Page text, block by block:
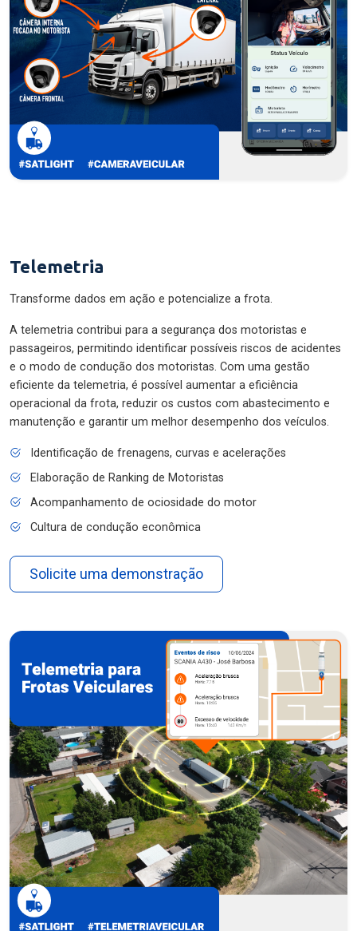
Telemetria
Transforme dados em ação e potencialize a frota.
A telemetria contribui para a segurança dos motoristas e
passageiros, permitindo identificar possíveis riscos de acidentes
e o modo de condução dos motoristas. Com uma gestão
eficiente da telemetria, é possível aumentar a eficiência
operacional da frota, reduzir os custos com abastecimento e
manutenção e garantir um melhor desempenho dos veículos.
Identificação de frenagens, curvas e acelerações
Elaboração de Ranking de Motoristas
Acompanhamento de ociosidade do motor
Cultura de condução econômica
Solicite uma demonstração